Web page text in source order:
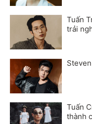
Tuấn
trải
Tuấn
thành